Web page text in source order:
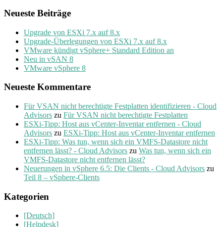
Neueste Beiträge
Upgrade von ESXi 7.x auf 8.x
Upgrade-Überlegungen von ESXi 7.x auf 8.x
VMware kündigt vSphere+ Standard Edition an
Neu in vSAN 8
VMware vSphere 8
Neueste Kommentare
Für VSAN nicht berechtigte Festplatten identifizieren - Cloud
Advisors zu Für VSAN nicht berechtigte Festplatten
ESXi-Tipp: Host aus vCenter-Inventar entfernen - Cloud
Advisors zu ESXi-Tipp: Host aus vCenter-Inventar entfernen
ESXi-Tipp: Was tun, wenn sich ein VMFS-Datastore nicht
entfernen lässt? - Cloud Advisors zu Was tun, wenn sich ein
VMFS-Datastore nicht entfernen lässt?
Neuerungen in vSphere 6.5: Die Clients - Cloud Advisors zu
Teil 8 – vSphere-Clients
Kategorien
[Deutsch]
[Helpdesk]